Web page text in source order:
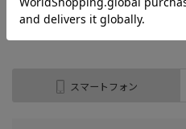
（全2 件）
スマートフォン